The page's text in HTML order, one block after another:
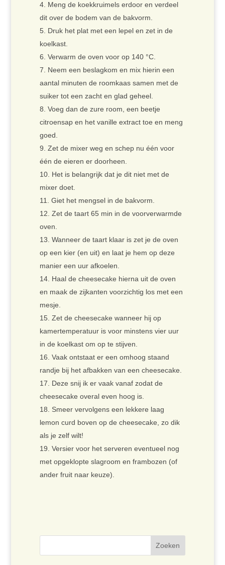
Meng de koekkruimels erdoor en verdeel
dit over de bodem van de bakvorm.
Druk het plat met een lepel en zet in de
koelkast.
Verwarm de oven voor op 140 °C.
Neem een beslagkom en mix hierin een
aantal minuten de roomkaas samen met de
suiker tot een zacht en glad geheel.
Voeg dan de zure room, een beetje
citroensap en het vanille extract toe en meng
goed.
Zet de mixer weg en schep nu één voor
één de eieren er doorheen.
Het is belangrijk dat je dit niet met de
mixer doet.
Giet het mengsel in de bakvorm.
Zet de taart 65 min in de voorverwarmde
oven.
Wanneer de taart klaar is zet je de oven
op een kier (en uit) en laat je hem op deze
manier een uur afkoelen.
Haal de cheesecake hierna uit de oven
en maak de zijkanten voorzichtig los met een
mesje.
Zet de cheesecake wanneer hij op
kamertemperatuur is voor minstens vier uur
in de koelkast om op te stijven.
Vaak ontstaat er een omhoog staand
randje bij het afbakken van een cheesecake.
Deze snij ik er vaak vanaf zodat de
cheesecake overal even hoog is.
Smeer vervolgens een lekkere laag
lemon curd boven op de cheesecake, zo dik
als je zelf wilt!
Versier voor het serveren eventueel nog
met opgeklopte slagroom en frambozen (of
ander fruit naar keuze).